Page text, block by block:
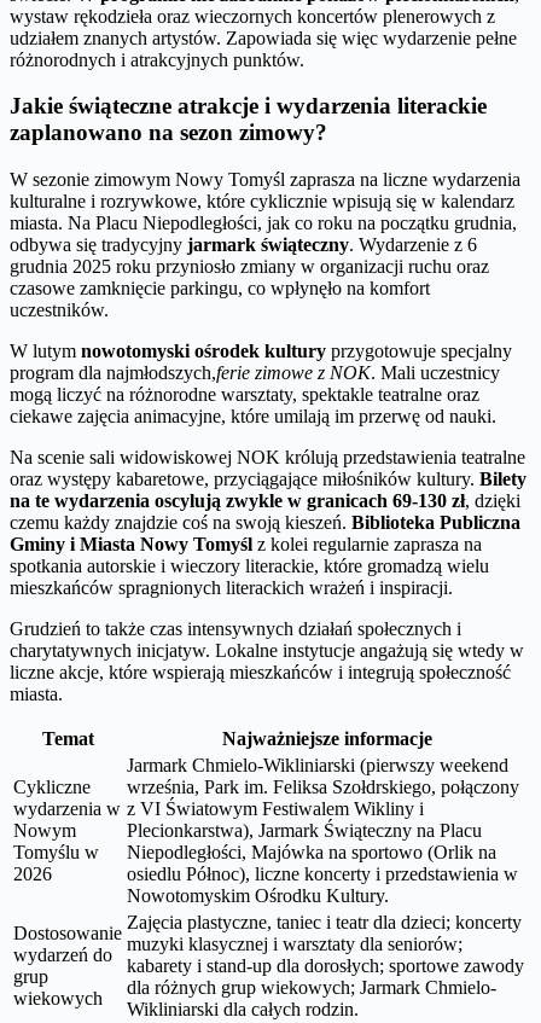
wystaw rękodzieła oraz wieczornych koncertów plenerowych z
udziałem znanych artystów. Zapowiada się więc wydarzenie pełne
różnorodnych i atrakcyjnych punktów.
Jakie świąteczne atrakcje i wydarzenia literackie
zaplanowano na sezon zimowy?
W sezonie zimowym Nowy Tomyśl zaprasza na liczne wydarzenia
kulturalne i rozrywkowe, które cyklicznie wpisują się w kalendarz
miasta. Na Placu Niepodległości, jak co roku na początku grudnia,
odbywa się tradycyjny jarmark świąteczny. Wydarzenie z 6
grudnia 2025 roku przyniosło zmiany w organizacji ruchu oraz
czasowe zamknięcie parkingu, co wpłynęło na komfort
uczestników.
W lutym nowotomyski ośrodek kultury przygotowuje specjalny
program dla najmłodszych,ferie zimowe z NOK. Mali uczestnicy
mogą liczyć na różnorodne warsztaty, spektakle teatralne oraz
ciekawe zajęcia animacyjne, które umilają im przerwę od nauki.
Na scenie sali widowiskowej NOK królują przedstawienia teatralne
oraz występy kabaretowe, przyciągające miłośników kultury. Bilety
na te wydarzenia oscylują zwykle w granicach 69-130 zł, dzięki
czemu każdy znajdzie coś na swoją kieszeń. Biblioteka Publiczna
Gminy i Miasta Nowy Tomyśl z kolei regularnie zaprasza na
spotkania autorskie i wieczory literackie, które gromadzą wielu
mieszkańców spragnionych literackich wrażeń i inspiracji.
Grudzień to także czas intensywnych działań społecznych i
charytatywnych inicjatyw. Lokalne instytucje angażują się wtedy w
liczne akcje, które wspierają mieszkańców i integrują społeczność
miasta.
Temat Najważniejsze informacje
Cykliczne
wydarzenia w
Nowym
Tomyślu w
2026
Jarmark Chmielo-Wikliniarski (pierwszy weekend
września, Park im. Feliksa Szołdrskiego, połączony
z VI Światowym Festiwalem Wikliny i
Plecionkarstwa), Jarmark Świąteczny na Placu
Niepodległości, Majówka na sportowo (Orlik na
osiedlu Północ), liczne koncerty i przedstawienia w
Nowotomyskim Ośrodku Kultury.
Dostosowanie
wydarzeń do
grup
wiekowych
Zajęcia plastyczne, taniec i teatr dla dzieci; koncerty
muzyki klasycznej i warsztaty dla seniorów;
kabarety i stand-up dla dorosłych; sportowe zawody
dla różnych grup wiekowych; Jarmark Chmielo-
Wikliniarski dla całych rodzin.